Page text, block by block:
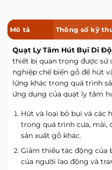
Mô tả Thông số kỹ
Quạt Ly Tâm Hút Bụi Di
thiết bị quan trọng được sử
nghiệp chế biến gỗ để hút
lửng khác trong quá trình
ứng dụng của quạt ly tâm
Hút và loại bỏ bụi và các
trong quá trình cưa, mài,
sản xuất gỗ khác.
Giảm thiểu tác động của
của người lao động và